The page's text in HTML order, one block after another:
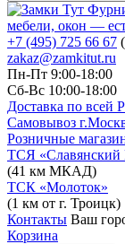
мебели, окон —
+7 (495) 725 66 67
zakaz@zamkitut.ru
Пн-Пт 9:00-18:00
Сб-Вс 10:00-18:00
Доставка по всей
Самовывоз
Розничные
ТСЯ
(41 км МКАД)
ТСК «Молоток»
(1 км от г. Троицк)
Контакты Ваш
Корзина